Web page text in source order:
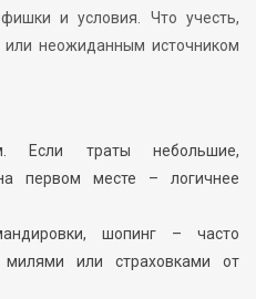
и условия. Что учесть,
или неожиданным источником
Если траты небольшие,
первом месте – логичнее
шопинг – часто
или страховками от